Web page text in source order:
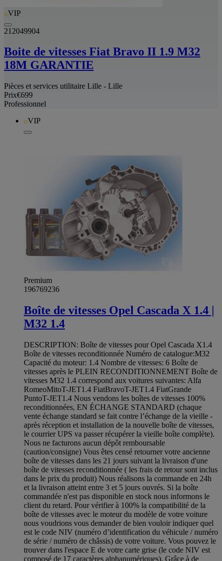
VIP
212049904
Boite de vitesses Fiat Bravo II 1.9 M32
18M GARANTIE
Pièces et services utilitaire Lille - Lille
Prix€699
Professionnel
VIP
Premium
196769236
Boîte de vitesses Opel Cascada X 1.4 |
M32 1.4
DESCRIPTION: Boîte de vitesses pour Opel Cascada X1.4
Boîte de vitesses reconditionnée Numéro de catalogue:M32
Capacité du moteur: 1.4 Nombre de vitesses: 6 Boîte de
vitesses après le PLEIN RECONDITIONNEMENT Boîte de
vitesses M32 1.4 correspond aux voitures suivantes: Alfa
RomeoMitoT-JET1.4 FiatBravoT-JET1.4 FiatGrande
PuntoT-JET1.4 Nous vendons les boîtes de vitesses 100%
reconditionnées, EN ÉCHANGE STANDARD (chaque
vente échange standard se fait contre l’échange de la vieille -
après réception et installation de la nouvelle boîte de vitesses,
le courrier UPS va passer récupérer la vieille boîte complète).
Nous ne facturons aucun dépôt remboursable
(caution/consigne) Vous êtes censé retourner votre ancienne
boîte de vitesses dans les 21 jours suivant la livraison d'une
boîte de vitesses reconditionnée ( les frais de retour sont inclus
dans le prix du produit) Nous réalisons la commande en 24h
et la livraison atteint entre 3 et 5 jours ouvrés. Si la boîte
commandée n'est pas disponible en stock nous informons le
client du retard. Pour vérifier à 100% la compatibilité de la
boîte de vitesses avec le moteur du modèle de votre voiture
nous voudrions vous demander de bien vouloir indiquer quel
est le code NIV (numéro d’identification du véhicule / numéro
de série / numéro de châssis) de votre voiture. Vous pouvez le
trouver dans l'espace E de votre carte grise (le code NIV est
composé de 17 caractères alphanumériques). Grâce à de